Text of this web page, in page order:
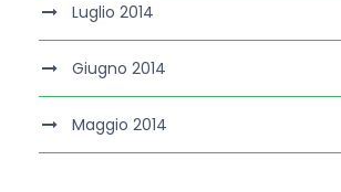
Luglio 2014
Giugno 2014
Maggio 2014